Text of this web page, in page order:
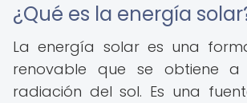
¿Qué es la energía
La energía solar es una
renovable que se obtiene
radiación del sol. Es una